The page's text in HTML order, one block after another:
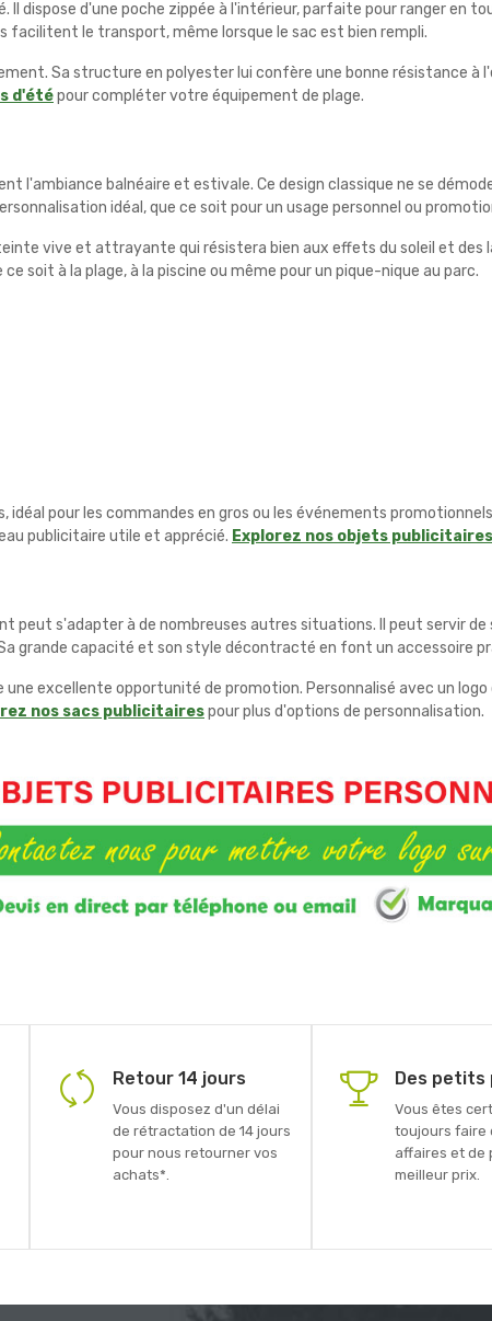
dispose d'une poche zippée à l'intérieur, parfaite pour ranger en
facilitent le transport, même lorsque le sac est bien rempli.
Sa structure en polyester lui confère une bonne résistance
d'étépour compléter votre équipement de plage.
l'ambiance balnéaire et estivale. Ce design classique ne se
idéal, que ce soit pour un usage personnel ou
vive et attrayante qui résistera bien aux effets du soleil et des
soit à la plage, à la piscine ou même pour un pique-nique au parc.
idéal pour les commandes en gros ou les événements
publicitaire utile et apprécié. Explorez nos objets publicitaires
peut s'adapter à de nombreuses autres situations. Il peut servir
grande capacité et son style décontracté en font un accessoire
excellente opportunité de promotion. Personnalisé avec un
nos sacs publicitairespour plus d'options de personnalisation.
Retour 14 jours
Vous disposez d'un délai
de rétractation de 14 jours
pour nous retourner vos
achats*.
Des petits
Vous êtes
toujours faire
affaires et de
meilleur prix.